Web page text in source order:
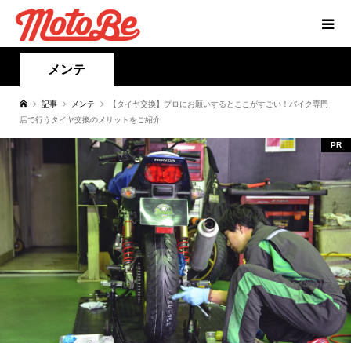
メンテ
記事 メンテ
【タイヤ交換】プロにお願いするとここがすごい！バイク専門
店で行うタイヤ交換のメリットをご紹介
PR